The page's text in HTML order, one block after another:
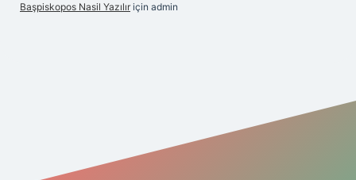
Başpiskopos Nasil Yazılır için admin